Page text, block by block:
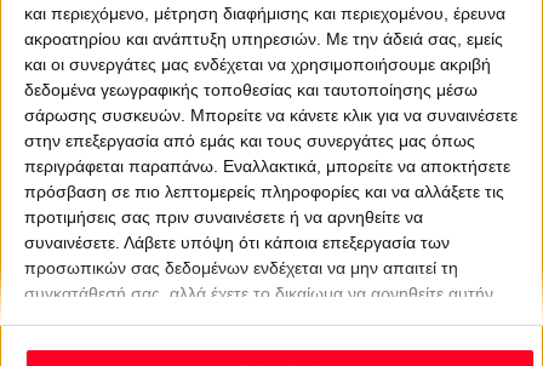
και περιεχόμενο, μέτρηση διαφήμισης και περιεχομένου, έρευνα
ακροατηρίου και ανάπτυξη υπηρεσιών. Με την άδειά σας, εμείς
και οι συνεργάτες μας ενδέχεται να χρησιμοποιήσουμε ακριβή
δεδομένα γεωγραφικής τοποθεσίας και ταυτοποίησης μέσω
σάρωσης συσκευών. Μπορείτε να κάνετε κλικ για να συναινέσετε
στην επεξεργασία από εμάς και τους συνεργάτες μας όπως
περιγράφεται παραπάνω. Εναλλακτικά, μπορείτε να αποκτήσετε
πρόσβαση σε πιο λεπτομερείς πληροφορίες και να αλλάξετε τις
προτιμήσεις σας πριν συναινέσετε ή να αρνηθείτε να
συναινέσετε. Λάβετε υπόψη ότι κάποια επεξεργασία των
προσωπικών σας δεδομένων ενδέχεται να μην απαιτεί τη
συγκατάθεσή σας, αλλά έχετε το δικαίωμα να αρνηθείτε αυτήν